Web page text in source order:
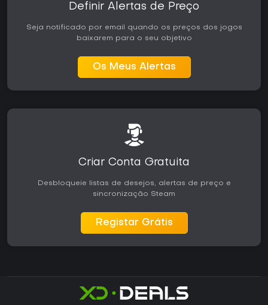
Definir Alertas de Preço
Seja notificado por email quando os preços dos jogos
baixarem para o seu objetivo
Os Meus Alertas
Criar Conta Gratuita
Desbloqueie listas de desejos, alertas de preço e
sincronização Steam
Registar Grátis